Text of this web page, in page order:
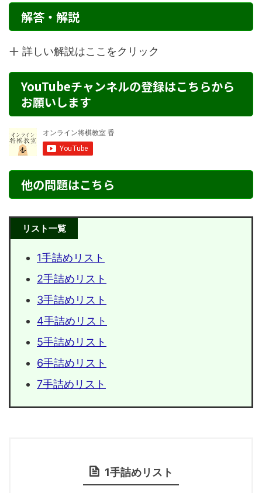
解答・解説
詳しい解説はここをクリック
YouTubeチャンネルの登録はこちらから
お願いします
他の問題はこちら
リスト一覧
1手詰めリスト
2手詰めリスト
3手詰めリスト
4手詰めリスト
5手詰めリスト
6手詰めリスト
7手詰めリスト
1手詰めリスト